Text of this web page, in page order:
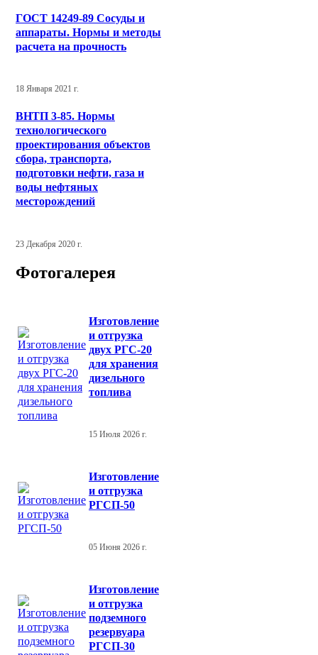
ГОСТ 14249-89 Сосуды и
аппараты. Нормы и методы
расчета на прочность
18 Января 2021 г.
ВНТП 3-85. Нормы
технологического
проектирования объектов
сбора, транспорта,
подготовки нефти, газа и
воды нефтяных
месторождений
23 Декабря 2020 г.
Фотогалерея
Изготовление
и отгрузка
двух РГС-20
для хранения
дизельного
топлива
15 Июля 2026 г.
Изготовление
и отгрузка
РГСП-50
05 Июня 2026 г.
Изготовление
и отгрузка
подземного
резервуара
РГСП-30